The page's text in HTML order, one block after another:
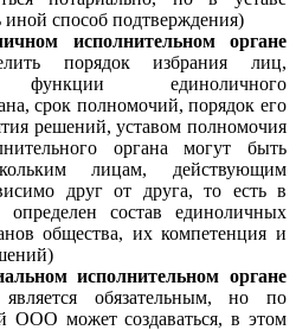
способ подтверждения)
исполнительном органе
порядок избрания лиц,
функции единоличного
срок полномочий, порядок его
решений, уставом полномочия
органа могут быть
лицам, действующим
друг от друга, то есть в
состав единоличных
общества, их компетенция и
исполнительном органе
обязательным, но по
ООО может создаваться, в этом